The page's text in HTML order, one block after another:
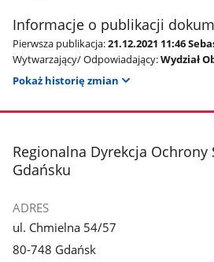
Informacje o publikacji
Pierwsza publikacja:21.12.2021 11:46
Wytwarzający/ Odpowiadający:Wydział
Pokaż historię zmian
stopka
Regionalna Dyrekcja Ochrony
Gdańsku
ADRES
ul. Chmielna 54/57
80-748 Gdańsk